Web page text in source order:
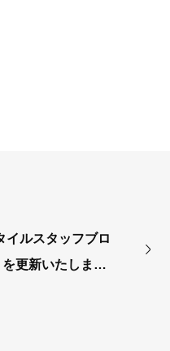
イルスタッフブロ
更新いたしまし